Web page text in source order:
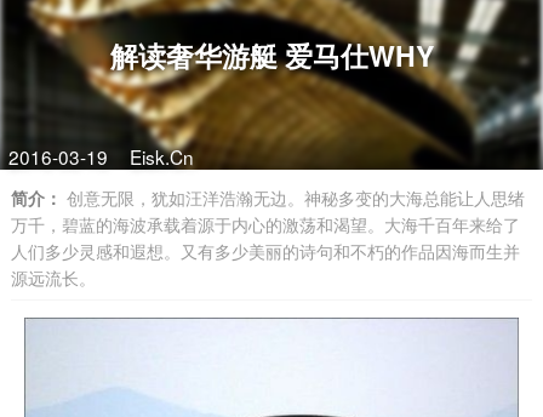
解读奢华游艇 爱马仕WHY
2016-03-19 Eisk.Cn
简介： 创意无限，犹如汪洋浩瀚无边。神秘多变的大海总能让人思绪
万千，碧蓝的海波承载着源于内心的激荡和渴望。大海千百年来给了
人们多少灵感和遐想。又有多少美丽的诗句和不朽的作品因海而生并
源远流长。